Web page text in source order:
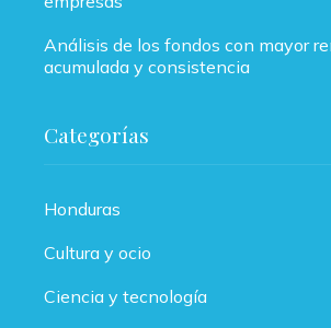
Análisis de los fondos con mayor
acumulada y consistencia
Categorías
Honduras
Cultura y ocio
Ciencia y tecnología